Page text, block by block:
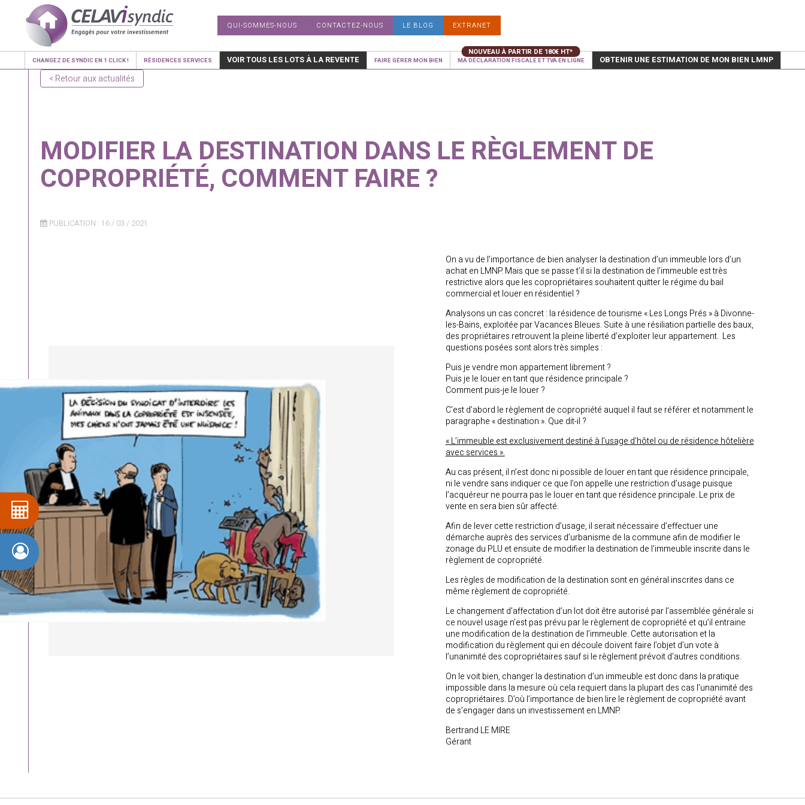
QUI-SOMMES-NOUS CONTACTEZ-NOUS LE BLOG EXTRANET
CHANGEZ DE SYNDIC EN 1 CLICK ! RÉSIDENCES SERVICES VOIR TOUS LES LOTS À LA REVENTE FAIRE GÉRER MON BIEN MA DÉCLARATION FISCALE ET TVA EN LIGNE OBTENIR UNE ESTIMATION DE MON BIEN LMNP
< Retour aux actualités
MODIFIER LA DESTINATION DANS LE RÈGLEMENT DE
COPROPRIÉTÉ, COMMENT FAIRE ?
PUBLICATION : 16 / 03 / 2021
On a vu de l’importance de bien analyser la destination d’un immeuble lors d’un
achat en LMNP. Mais que se passe t’il si la destination de l’immeuble est très
restrictive alors que les copropriétaires souhaitent quitter le régime du bail
commercial et louer en résidentiel ?
Analysons un cas concret : la résidence de tourisme « Les Longs Prés » à Divonne-
les-Bains, exploitée par Vacances Bleues. Suite à une résiliation partielle des baux,
des propriétaires retrouvent la pleine liberté d’exploiter leur appartement. Les
questions posées sont alors très simples :
Puis je vendre mon appartement librement ?
Puis je le louer en tant que résidence principale ?
Comment puis-je le louer ?
C’est d’abord le règlement de copropriété auquel il faut se référer et notamment le
paragraphe « destination ». Que dit-il ?
« L’immeuble est exclusivement destiné à l’usage d’hôtel ou de résidence hôtelière
avec services ».
Au cas présent, il n’est donc ni possible de louer en tant que résidence principale,
ni le vendre sans indiquer ce que l’on appelle une restriction d’usage puisque
l’acquéreur ne pourra pas le louer en tant que résidence principale. Le prix de
vente en sera bien sûr affecté.
Afin de lever cette restriction d’usage, il serait nécessaire d’effectuer une
démarche auprès des services d’urbanisme de la commune afin de modifier le
zonage du PLU et ensuite de modifier la destination de l’immeuble inscrite dans le
règlement de copropriété.
Les règles de modification de la destination sont en général inscrites dans ce
même règlement de copropriété.
Le changement d’affectation d’un lot doit être autorisé par l’assemblée générale si
ce nouvel usage n’est pas prévu par le règlement de copropriété et qu’il entraine
une modification de la destination de l’immeuble. Cette autorisation et la
modification du règlement qui en découle doivent faire l’objet d’un vote à
l’unanimité des copropriétaires sauf si le règlement prévoit d’autres conditions.
On le voit bien, changer la destination d’un immeuble est donc dans la pratique
impossible dans la mesure où cela requiert dans la plupart des cas l’unanimité des
copropriétaires. D’où l’importance de bien lire le règlement de copropriété avant
de s’engager dans un investissement en LMNP.
Bertrand LE MIRE
Gérant